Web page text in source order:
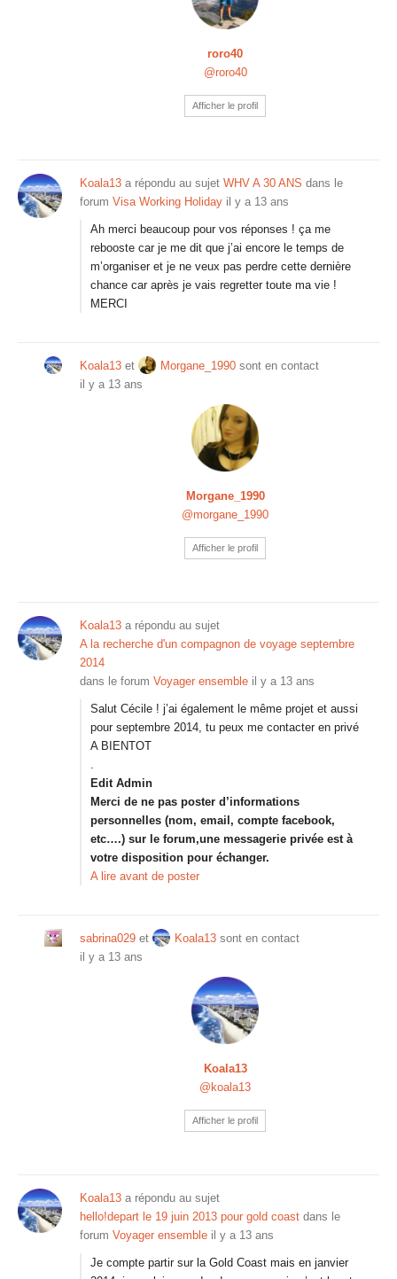
roro40
@roro40
Afficher le profil
Koala13 a répondu au sujet WHV A 30 ANS dans le
forum Visa Working Holiday il y a 13 ans
Ah merci beaucoup pour vos réponses ! ça me
rebooste car je me dit que j’ai encore le temps de
m’organiser et je ne veux pas perdre cette dernière
chance car après je vais regretter toute ma vie !
MERCI
Koala13 et Morgane_1990 sont en contact
il y a 13 ans
Morgane_1990
@morgane_1990
Afficher le profil
Koala13 a répondu au sujet
A la recherche d'un compagnon de voyage septembre
2014
dans le forum Voyager ensemble il y a 13 ans
Salut Cécile ! j’ai également le même projet et aussi
pour septembre 2014, tu peux me contacter en privé
A BIENTOT
.
Edit Admin
Merci de ne pas poster d’informations
personnelles (nom, email, compte facebook,
etc….) sur le forum,une messagerie privée est à
votre disposition pour échanger.
A lire avant de poster
sabrina029 et Koala13 sont en contact
il y a 13 ans
Koala13
@koala13
Afficher le profil
Koala13 a répondu au sujet
hello!depart le 19 juin 2013 pour gold coast dans le
forum Voyager ensemble il y a 13 ans
Je compte partir sur la Gold Coast mais en janvier